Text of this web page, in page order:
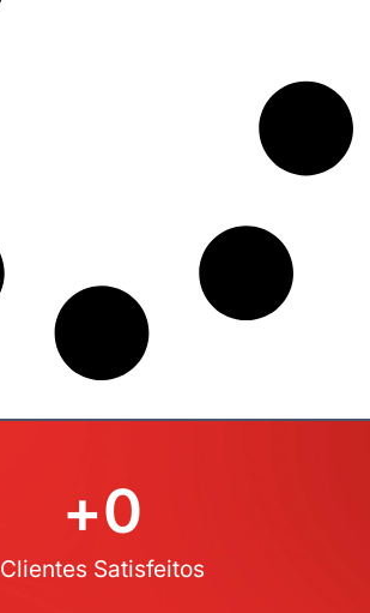
Clientes Satisfeitos
+0